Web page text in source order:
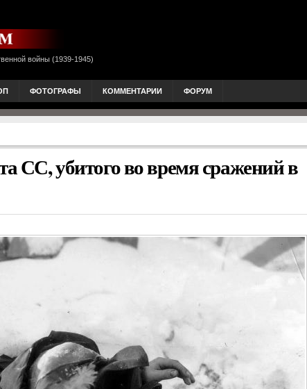
войны (1939-1945)
ФОТОГРАФЫ КОММЕНТАРИИ ФОРУМ
СС, убитого во время сражений в